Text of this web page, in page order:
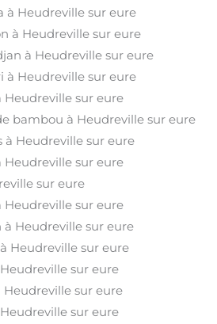
à Heudreville sur eure
à Heudreville sur eure
à Heudreville sur eure
à Heudreville sur eure
Heudreville sur eure
bambou à Heudreville sur eure
à Heudreville sur eure
Heudreville sur eure
sur eure
Heudreville sur eure
à Heudreville sur eure
Heudreville sur eure
sur eure
Heudreville sur eure
sur eure